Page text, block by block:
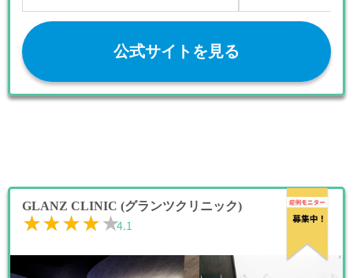
公式サイトを見る
GLANZ CLINIC (グランツクリニック)
★★★★★
★★★★★4.1